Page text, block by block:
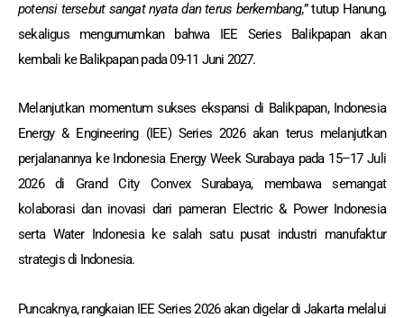
potensi tersebut sangat nyata dan terus berkembang,” tutup Hanung,
sekaligus mengumumkan bahwa IEE Series Balikpapan akan
kembali ke Balikpapan pada 09-11 Juni 2027.
Melanjutkan momentum sukses ekspansi di Balikpapan, Indonesia
Energy & Engineering (IEE) Series 2026 akan terus melanjutkan
perjalanannya ke Indonesia Energy Week Surabaya pada 15–17 Juli
2026 di Grand City Convex Surabaya, membawa semangat
kolaborasi dan inovasi dari pameran Electric & Power Indonesia
serta Water Indonesia ke salah satu pusat industri manufaktur
strategis di Indonesia.
Puncaknya, rangkaian IEE Series 2026 akan digelar di Jakarta melalui